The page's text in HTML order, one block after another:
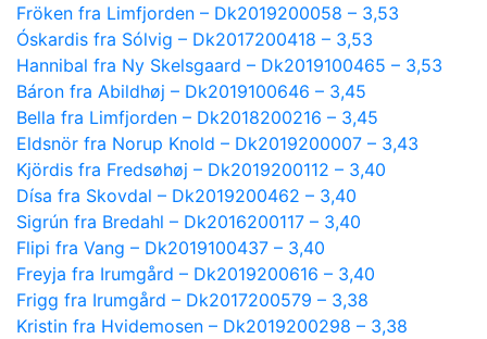
Fröken fra Limfjorden – Dk2019200058 – 3,53
Óskardis fra Sólvig – Dk2017200418 – 3,53
Hannibal fra Ny Skelsgaard – Dk2019100465 – 3,53
Báron fra Abildhøj – Dk2019100646 – 3,45
Bella fra Limfjorden – Dk2018200216 – 3,45
Eldsnör fra Norup Knold – Dk2019200007 – 3,43
Kjördis fra Fredsøhøj – Dk2019200112 – 3,40
Dísa fra Skovdal – Dk2019200462 – 3,40
Sigrún fra Bredahl – Dk2016200117 – 3,40
Flipi fra Vang – Dk2019100437 – 3,40
Freyja fra Irumgård – Dk2019200616 – 3,40
Frigg fra Irumgård – Dk2017200579 – 3,38
Kristin fra Hvidemosen – Dk2019200298 – 3,38